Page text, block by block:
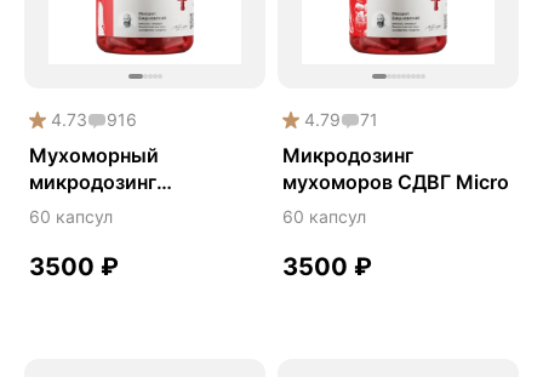
Память
Патерный мухомор
Продуктивность
Противовирусное
СДВГ
4.73 916
Мухоморный
микродозинг
RedMicro®
60 капсул
3500 ₽
4.79 71
Микродозинг
мухоморов СДВГ Micro
60 капсул
3500 ₽